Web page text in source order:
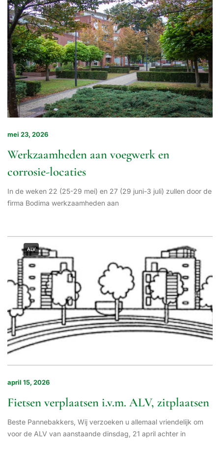
mei 23, 2026
Werkzaamheden aan voegwerk en
corrosie-locaties
In de weken 22 (25-29 mei) en 27 (29 juni-3 juli) zullen door de
firma Bodima werkzaamheden aan
ALV
april 15, 2026
Fietsen verplaatsen i.v.m. ALV, zitplaatsen
Beste Pannebakkers, Wij verzoeken u allemaal vriendelijk om
voor de ALV van aanstaande dinsdag, 21 april achter in